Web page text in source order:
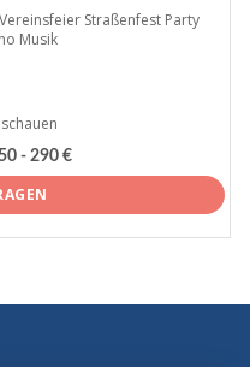
Straßenfest Party
Musik
- 290 €